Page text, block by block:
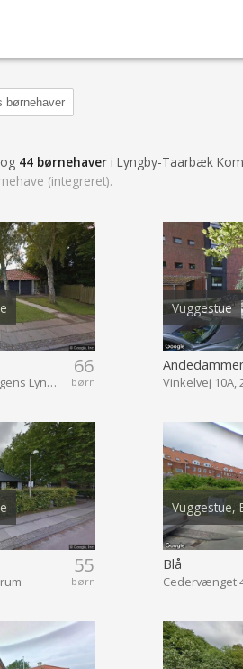
børnehaver
og 44 børnehaver i Lyngby-Taarbæk
(integreret).
66
børn
Nymøllevej 38 , 2800 Kongens Lyngby
Vuggestue
55
børn
Vuggestue,
Blå
Cedervænget